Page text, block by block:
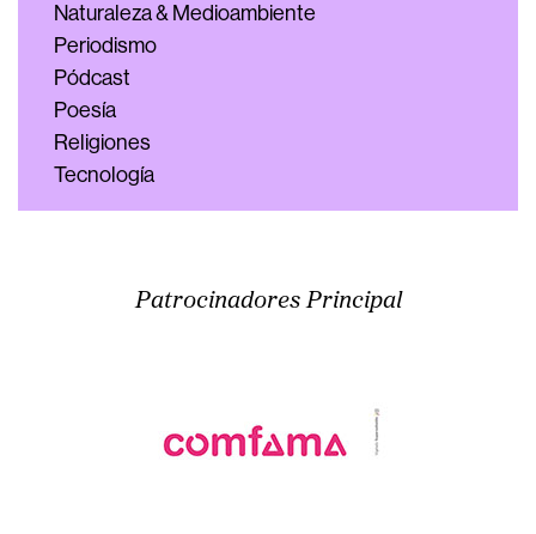
Naturaleza & Medioambiente
Periodismo
Pódcast
Poesía
Religiones
Tecnología
Patrocinadores Principal